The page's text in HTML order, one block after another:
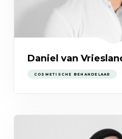
Daniel van
COSMETISCHE BEHANDELAAR